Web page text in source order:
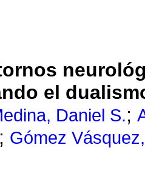
el
Daniel S.;
; Gómez